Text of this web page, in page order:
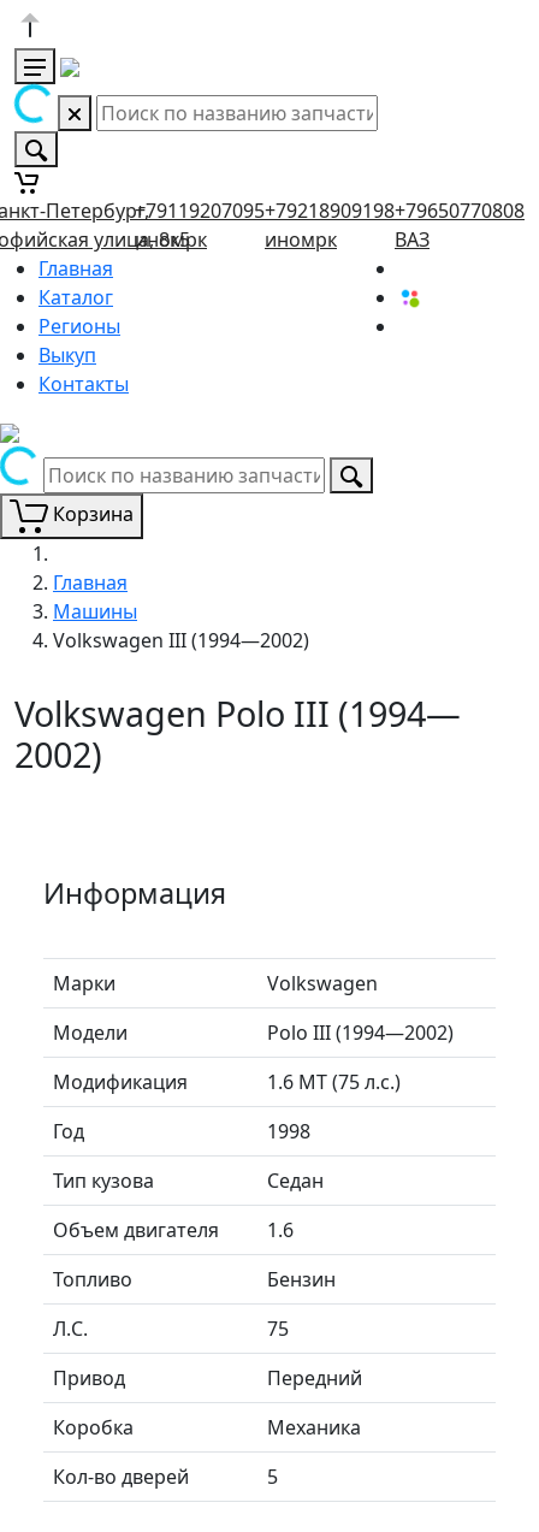
Петербург,
улица, 8к5
+79119207095
иномрк
+79218909198
иномрк
+79650770808
ВАЗ
Главная
Каталог
Регионы
Выкуп
Контакты
Корзина
Главная
Машины
Volkswagen III (1994—2002)
Volkswagen Polo III (1994—
2002)
Информация
Марки
Volkswagen
Модели
Polo III (1994—2002)
Модификация
1.6 MT (75 л.с.)
Год
1998
Тип кузова
Седан
Объем двигателя
1.6
Топливо
Бензин
Л.C.
75
Привод
Передний
Коробка
Механика
Кол-во дверей
5